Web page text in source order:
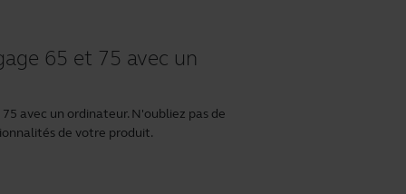
65 et 75 avec un
avec un ordinateur. N'oubliez pas de
de votre produit.